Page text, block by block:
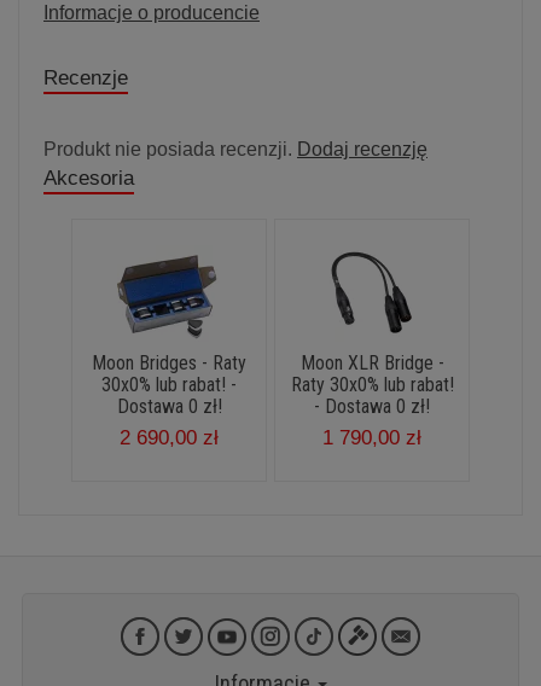
Informacje o producencie
Recenzje
Produkt nie posiada recenzji. Dodaj recenzję
Akcesoria
Moon Bridges - Raty
30x0% lub rabat! -
Dostawa 0 zł!
2 690,00 zł
Moon XLR Bridge -
Raty 30x0% lub rabat!
- Dostawa 0 zł!
1 790,00 zł